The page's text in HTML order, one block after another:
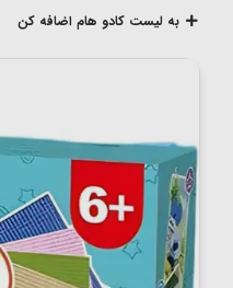
به لیست کادو هام اضافه کن